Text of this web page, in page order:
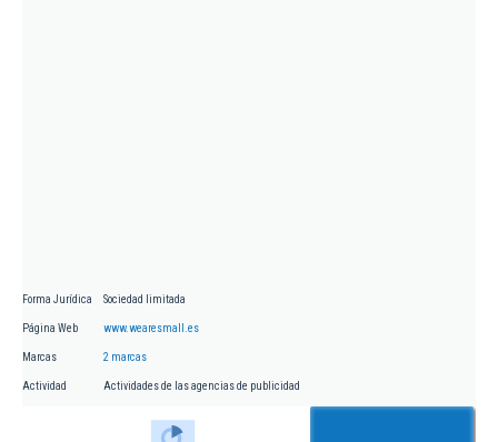
Forma Jurídica Sociedad limitada
Página Web www.wearesmall.es
Marcas 2 marcas
Actividad Actividades de las agencias de publicidad